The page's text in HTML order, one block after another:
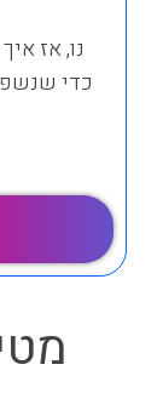
נו, אז
כדי